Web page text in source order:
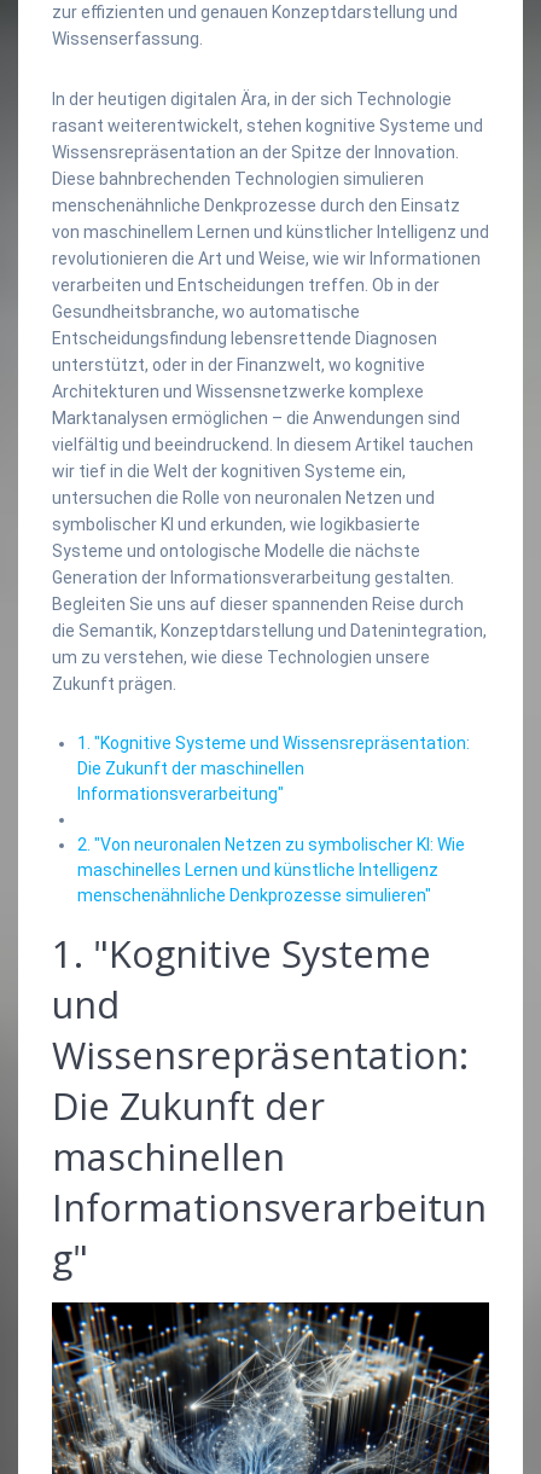
zur effizienten und genauen Konzeptdarstellung und
Wissenserfassung.
In der heutigen digitalen Ära, in der sich Technologie
rasant weiterentwickelt, stehen kognitive Systeme und
Wissensrepräsentation an der Spitze der Innovation.
Diese bahnbrechenden Technologien simulieren
menschenähnliche Denkprozesse durch den Einsatz
von maschinellem Lernen und künstlicher Intelligenz und
revolutionieren die Art und Weise, wie wir Informationen
verarbeiten und Entscheidungen treffen. Ob in der
Gesundheitsbranche, wo automatische
Entscheidungsfindung lebensrettende Diagnosen
unterstützt, oder in der Finanzwelt, wo kognitive
Architekturen und Wissensnetzwerke komplexe
Marktanalysen ermöglichen – die Anwendungen sind
vielfältig und beeindruckend. In diesem Artikel tauchen
wir tief in die Welt der kognitiven Systeme ein,
untersuchen die Rolle von neuronalen Netzen und
symbolischer KI und erkunden, wie logikbasierte
Systeme und ontologische Modelle die nächste
Generation der Informationsverarbeitung gestalten.
Begleiten Sie uns auf dieser spannenden Reise durch
die Semantik, Konzeptdarstellung und Datenintegration,
um zu verstehen, wie diese Technologien unsere
Zukunft prägen.
1. "Kognitive Systeme und Wissensrepräsentation:
Die Zukunft der maschinellen
Informationsverarbeitung"
2. "Von neuronalen Netzen zu symbolischer KI: Wie
maschinelles Lernen und künstliche Intelligenz
menschenähnliche Denkprozesse simulieren"
1. "Kognitive Systeme
und
Wissensrepräsentation:
Die Zukunft der
maschinellen
Informationsverarbeitun
g"